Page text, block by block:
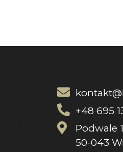
+48 695
Podwale
50-043